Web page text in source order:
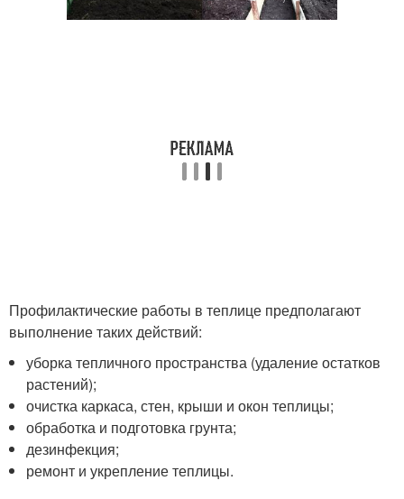
Профилактические работы в теплице предполагают
выполнение таких действий:
уборка тепличного пространства (удаление остатков
растений);
очистка каркаса, стен, крыши и окон теплицы;
обработка и подготовка грунта;
дезинфекция;
ремонт и укрепление теплицы.